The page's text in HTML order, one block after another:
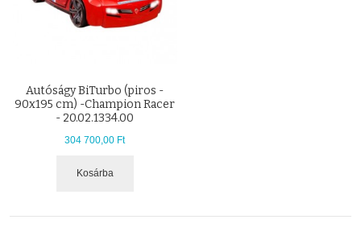
Autóságy BiTurbo (piros -
90x195 cm) -Champion Racer
- 20.02.1334.00
304 700,00 Ft
Kosárba